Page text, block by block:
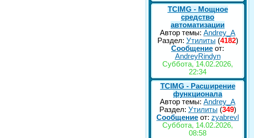
TCIMG - Мощное
средство
автоматизации
Автор темы: Andrey_A
Раздел: Утилиты (4182)
Сообщение от:
AndreyRindyn
Суббота, 14.02.2026,
22:34
TCIMG - Расширение
функционала
Автор темы: Andrey_A
Раздел: Утилиты (349)
Сообщение от: zyabrevl
Суббота, 14.02.2026,
08:58